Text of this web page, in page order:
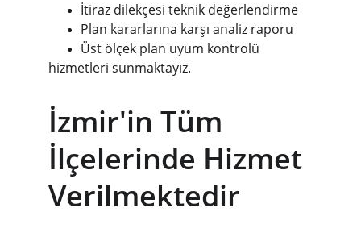
İtiraz dilekçesi teknik değerlendirme
Plan kararlarına karşı analiz raporu
Üst ölçek plan uyum kontrolü
hizmetleri sunmaktayız.
İzmir'in Tüm
İlçelerinde Hizmet
Verilmektedir